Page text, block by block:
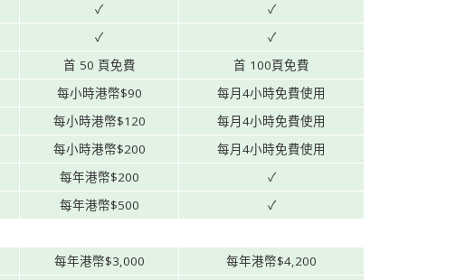
✓
✓
✓
✓
首 50 頁免費
首 100頁免費
每小時港幣$90
每月4小時免費使用
每小時港幣$120
每月4小時免費使用
每小時港幣$200
每月4小時免費使用
每年港幣$200
✓
每年港幣$500
✓
每年港幣$3,000
每年港幣$4,200